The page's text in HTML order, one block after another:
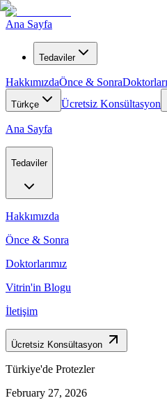
Ana Sayfa
Tedaviler
HakkımızdaÖnce & Sonra
Türkçe Ücretsiz Konsültasyon
Ana Sayfa
Tedaviler
Hakkımızda
Önce & Sonra
Doktorlarımız
Vitrin'in Blogu
İletişim
Ücretsiz Konsültasyon
Türkiye'de Protezler
February 27, 2026